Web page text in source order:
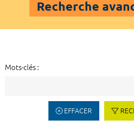
Recherche
Mots-clés :
EFFACER